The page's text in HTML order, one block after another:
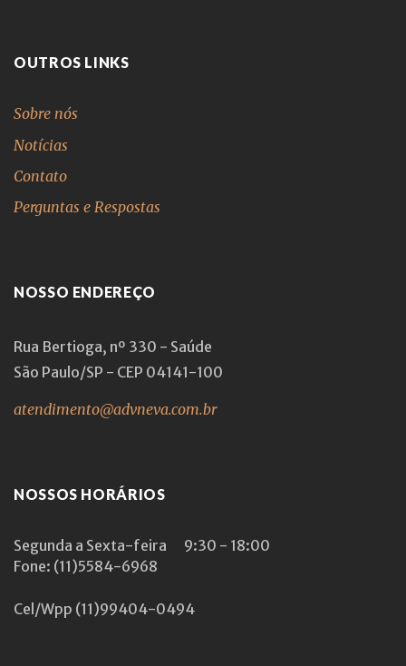
OUTROS LINKS
Sobre nós
Notícias
Contato
Perguntas e Respostas
NOSSO ENDEREÇO
Rua Bertioga, nº 330 - Saúde
São Paulo/SP - CEP 04141-100
atendimento@advneva.com.br
NOSSOS HORÁRIOS
Segunda a Sexta-feira
9:30 - 18:00
Fone: (11)5584-6968
Cel/Wpp (11)99404-0494